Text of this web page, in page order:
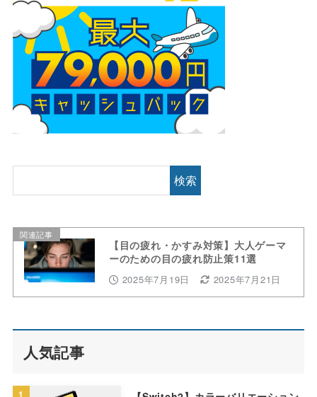
検索
関連記事
【目の疲れ・かすみ対策】大人ゲーマ
ーのための目の疲れ防止策11選
2025年7月19日 2025年7月21日
人気記事